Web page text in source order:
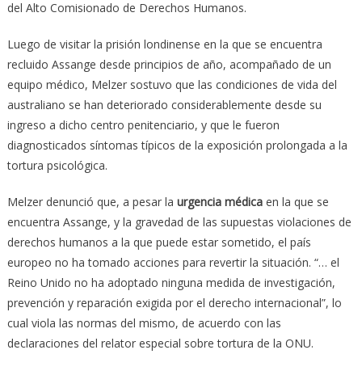
del Alto Comisionado de Derechos Humanos.
Luego de visitar la prisión londinense en la que se encuentra
recluido Assange desde principios de año, acompañado de un
equipo médico, Melzer sostuvo que las condiciones de vida del
australiano se han deteriorado considerablemente desde su
ingreso a dicho centro penitenciario, y que le fueron
diagnosticados síntomas típicos de la exposición prolongada a la
tortura psicológica.
Melzer denunció que, a pesar la urgencia médicaen la que se
encuentra Assange, y la gravedad de las supuestas violaciones de
derechos humanos a la que puede estar sometido, el país
europeo no ha tomado acciones para revertir la situación. “… el
Reino Unido no ha adoptado ninguna medida de investigación,
prevención y reparación exigida por el derecho internacional”, lo
cual viola las normas del mismo, de acuerdo con las
declaraciones del relator especial sobre tortura de la ONU.